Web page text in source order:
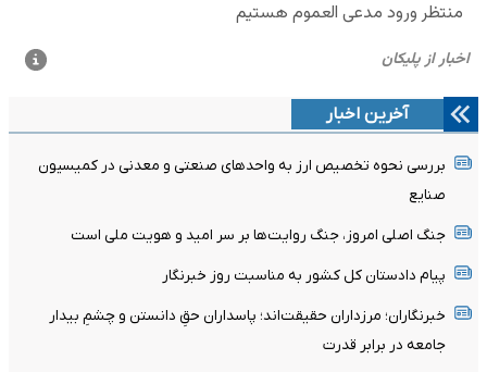
آخرین اخبار
بررسی نحوه تخصیص ارز به واحدهای صنعتی و معدنی در کمیسیون
صنایع
جنگ اصلی امروز، جنگ روایت‌ها بر سر امید و هویت ملی است
پیام دادستان کل کشور به مناسبت روز خبرنگار
خبرنگاران؛ مرزداران حقیقت‌اند؛ پاسداران حقِ دانستن و چشمِ بیدار
جامعه در برابر قدرت